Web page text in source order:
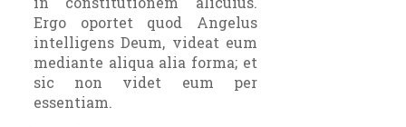
Ergo oportet quod Angelus
intelligens Deum, videat eum
mediante aliqua alia forma; et
sic non videt eum per
essentiam.